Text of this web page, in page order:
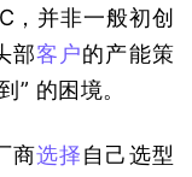
，并非一般初创
部客户的产能策
” 的困境。
商选择自己选型